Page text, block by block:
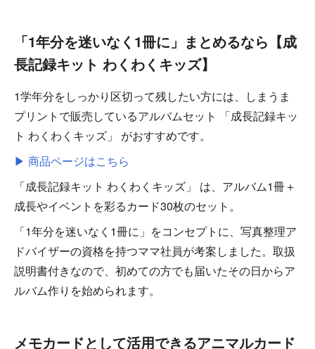
「1年分を迷いなく1冊に」まとめるなら【成
長記録キット わくわくキッズ】
1学年分をしっかり区切って残したい方には、しまうま
プリントで販売しているアルバムセット 「成長記録キッ
ト わくわくキッズ」 がおすすめです。
▶︎ 商品ページはこちら
「成長記録キット わくわくキッズ」 は、アルバム1冊＋
成長やイベントを彩るカード30枚のセット。
「1年分を迷いなく1冊に」をコンセプトに、写真整理ア
ドバイザーの資格を持つママ社員が考案しました。取扱
説明書付きなので、初めての方でも届いたその日からア
ルバム作りを始められます。
メモカードとして活用できるアニマルカード